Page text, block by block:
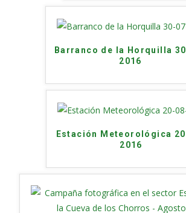
Barranco de la Horquilla
2016
Estación Meteorológica
2016